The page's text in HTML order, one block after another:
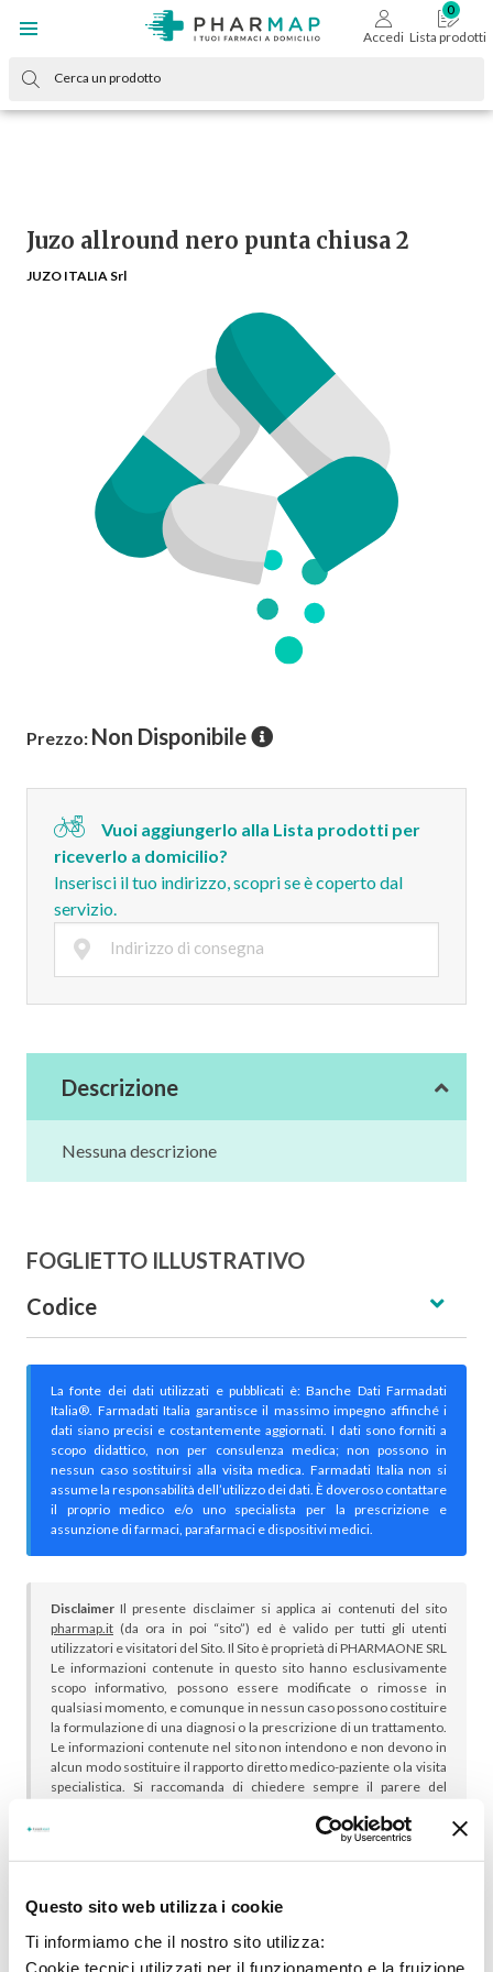
Questo sito web utilizza i cookie
Ti informiamo che il nostro sito utilizza:
Cookie tecnici utilizzati per il funzionamento e la fruizione
Accedi Lista prodotti
Juzo allround nero punta chiusa 2
JUZO ITALIA Srl
Prezzo: Non Disponibile
Vuoi aggiungerlo alla Lista prodotti per
riceverlo a domicilio?
Inserisci il tuo indirizzo, scopri se è coperto dal
servizio.
Descrizione
Nessuna descrizione
FOGLIETTO ILLUSTRATIVO
Codice
La fonte dei dati utilizzati e pubblicati è: Banche Dati Farmadati
Italia®. Farmadati Italia garantisce il massimo impegno affinché i
dati siano precisi e costantemente aggiornati. I dati sono forniti a
scopo didattico, non per consulenza medica; non possono in
nessun caso sostituirsi alla visita medica. Farmadati Italia non si
assume la responsabilità dell’utilizzo dei dati. È doveroso contattare
il proprio medico e/o uno specialista per la prescrizione e
assunzione di farmaci, parafarmaci e dispositivi medici.
Disclaimer Il presente disclaimer si applica ai contenuti del sito
pharmap.it (da ora in poi “sito”) ed è valido per tutti gli utenti
utilizzatori e visitatori del Sito. Il Sito è proprietà di PHARMAONE SRL
Le informazioni contenute in questo sito hanno esclusivamente
scopo informativo, possono essere modificate o rimosse in
qualsiasi momento, e comunque in nessun caso possono costituire
la formulazione di una diagnosi o la prescrizione di un trattamento.
Le informazioni contenute nel sito non intendono e non devono in
alcun modo sostituire il rapporto diretto medico-paziente o la visita
specialistica. Si raccomanda di chiedere sempre il parere del
indicazione riportata. Se si hanno dubbi o quesiti sull’uso di un
medicinale è necessario consultare il proprio medico.